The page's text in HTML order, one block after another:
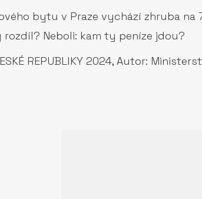
bytu v Praze vychází zhruba
Neboli: kam ty peníze jdou?
REPUBLIKY 2024, Autor: